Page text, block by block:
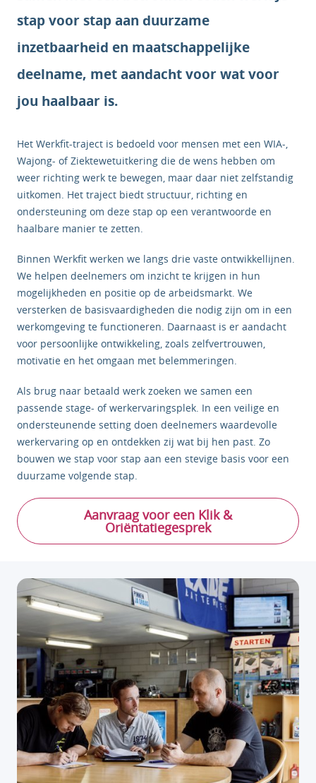
stap voor stap aan duurzame
inzetbaarheid en maatschappelijke
deelname, met aandacht voor wat voor
jou haalbaar is.
Het Werkfit-traject is bedoeld voor mensen met een WIA-,
Wajong- of Ziektewetuitkering die de wens hebben om
weer richting werk te bewegen, maar daar niet zelfstandig
uitkomen. Het traject biedt structuur, richting en
ondersteuning om deze stap op een verantwoorde en
haalbare manier te zetten.
Binnen Werkfit werken we langs drie vaste ontwikkellijnen.
We helpen deelnemers om inzicht te krijgen in hun
mogelijkheden en positie op de arbeidsmarkt. We
versterken de basisvaardigheden die nodig zijn om in een
werkomgeving te functioneren. Daarnaast is er aandacht
voor persoonlijke ontwikkeling, zoals zelfvertrouwen,
motivatie en het omgaan met belemmeringen.
Als brug naar betaald werk zoeken we samen een
passende stage- of werkervaringsplek. In een veilige en
ondersteunende setting doen deelnemers waardevolle
werkervaring op en ontdekken zij wat bij hen past. Zo
bouwen we stap voor stap aan een stevige basis voor een
duurzame volgende stap.
Aanvraag voor een Klik &
Oriëntatiegesprek